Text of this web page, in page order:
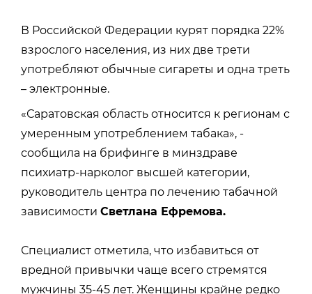
В Российской Федерации курят порядка 22%
взрослого населения, из них две трети
употребляют обычные сигареты и одна треть
– электронные.
«Саратовская область относится к регионам с
умеренным употреблением табака», -
сообщила на брифинге в минздраве
психиатр-нарколог высшей категории,
руководитель центра по лечению табачной
зависимости Светлана Ефремова.
Специалист отметила, что избавиться от
вредной привычки чаще всего стремятся
мужчины 35-45 лет. Женщины крайне редко